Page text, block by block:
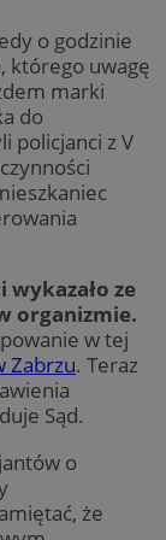
o godzinie
którego uwagę
marki
do
policjanci z V
ze
organizmie.
w tej
Zabrzu. Teraz
Sąd.
o
że